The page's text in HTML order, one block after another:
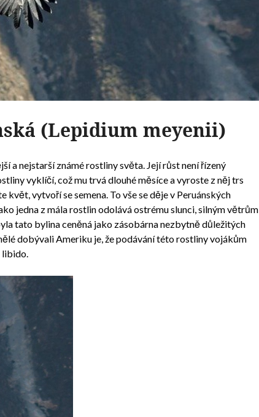
(Lepidium meyenii)
a nejstarší známé rostliny světa. Její růst není řízený
vyklíčí, což mu trvá dlouhé měsíce a vyroste z něj trs
květ, vytvoří se semena. To vše se děje v Peruánských
jedna z mála rostlin odolává ostrému slunci, silným větrům
tato bylina ceněná jako zásobárna nezbytně důležitých
dobývali Ameriku je, že podávání této rostliny vojákům
libido.